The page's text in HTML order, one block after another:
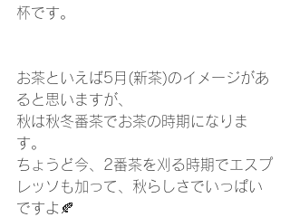
杯です。⁡
お茶といえば5月(新茶)のイメージがあ
ると思いますが、⁡
秋は秋冬番茶でお茶の時期になりま
す。⁡
ちょうど今、2番茶を刈る時期でエスプ
レッソも加って、秋らしさでいっぱい
ですよ🍂⁡